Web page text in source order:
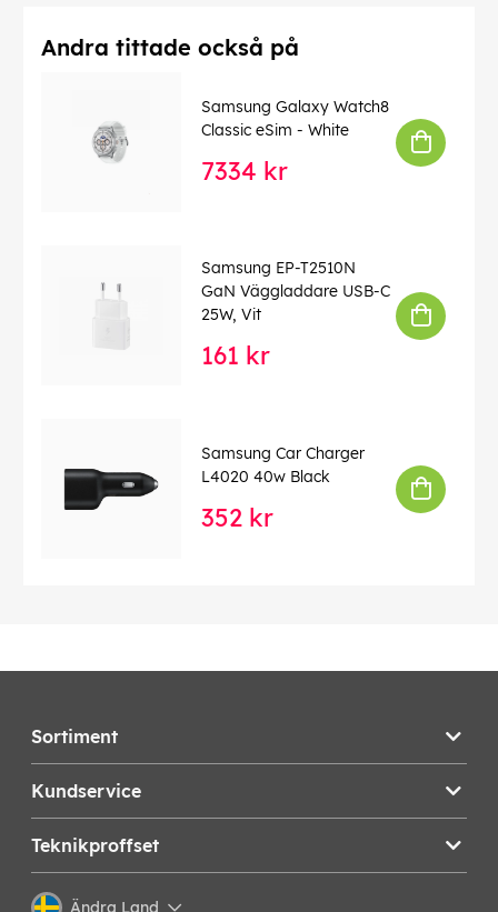
Andra tittade också på
Samsung Galaxy Watch8
Classic eSim - White
7334 kr
Samsung EP-T2510N
GaN Väggladdare USB-C
25W, Vit
161 kr
Samsung Car Charger
L4020 40w Black
352 kr
Sortiment
Kundservice
Teknikproffset
Ändra Land